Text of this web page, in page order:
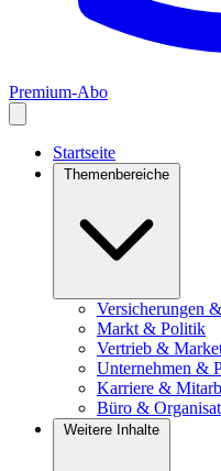
Premium-Abo
Startseite
Themenbereiche
Versicherungen
Markt & Politik
Vertrieb &
Unternehmen &
Karriere &
Büro &
Weitere Inhalte